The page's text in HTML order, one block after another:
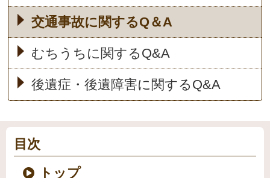
交通事故に関するQ＆A
むちうちに関するQ&A
後遺症・後遺障害に関するQ&A
目次
トップ